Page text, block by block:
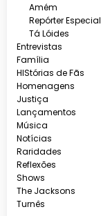
Amém
Repórter Especial
Tá Lóides
Entrevistas
Família
HIStórias de Fãs
Homenagens
Justiça
Lançamentos
Música
Notícias
Raridades
Reflexões
Shows
The Jacksons
Turnês